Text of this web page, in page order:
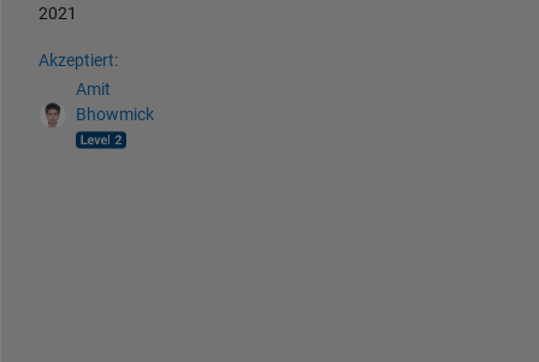
2021
Akzeptiert:
Amit
Bhowmick